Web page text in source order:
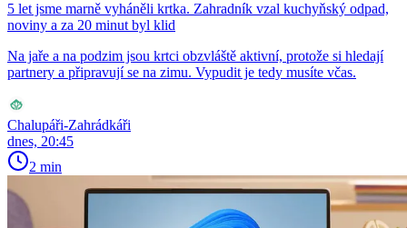
5 let jsme marně vyháněli krtka. Zahradník vzal kuchyňský odpad,
noviny a za 20 minut byl klid
Na jaře a na podzim jsou krtci obzvláště aktivní, protože si hledají
partnery a připravují se na zimu. Vypudit je tedy musíte včas.
Chalupáři-Zahrádkáři
dnes, 20:45
2 min